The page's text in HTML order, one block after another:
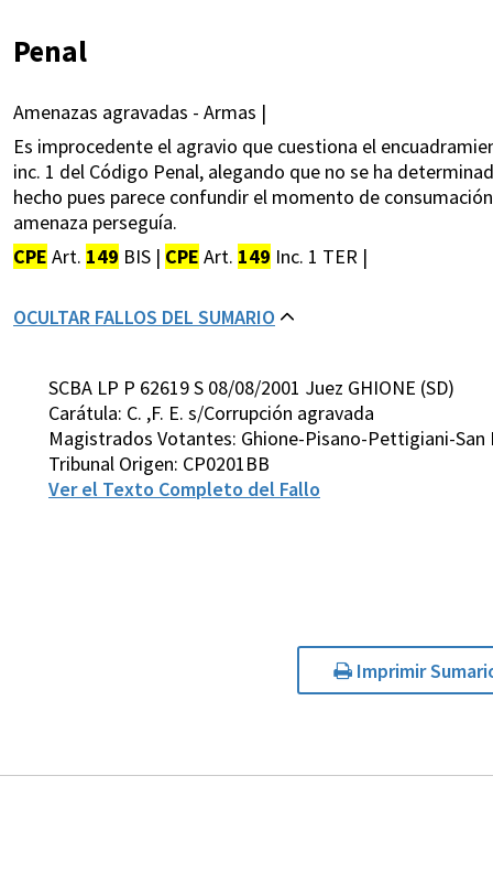
Penal
Amenazas agravadas - Armas |
Es improcedente el agravio que cuestiona el
inc. 1 del Código Penal, alegando que no se ha
hecho pues parece confundir el momento de
amenaza perseguía.
CPE Art. 149 BIS | CPE Art. 149 Inc. 1 TER |
OCULTAR FALLOS DEL SUMARIO
SCBA LP P 62619 S 08/08/2001 Juez GHIONE (SD)
Carátula: C. ,F. E. s/Corrupción agravada
Magistrados Votantes: Ghione-Pisano-Pettigiani-
Tribunal Origen: CP0201BB
Ver el Texto Completo del Fallo
Imprimir